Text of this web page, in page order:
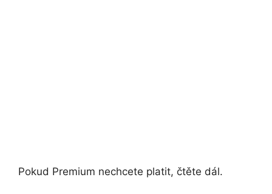
Pokud Premium nechcete platit, čtěte dál.